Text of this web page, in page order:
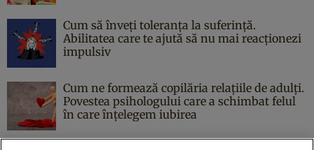
Cum să înveți toleranța la suferință.
Abilitatea care te ajută să nu mai reacționezi
impulsiv
Cum ne formează copilăria relațiile de adulți.
Povestea psihologului care a schimbat felul
în care înțelegem iubirea